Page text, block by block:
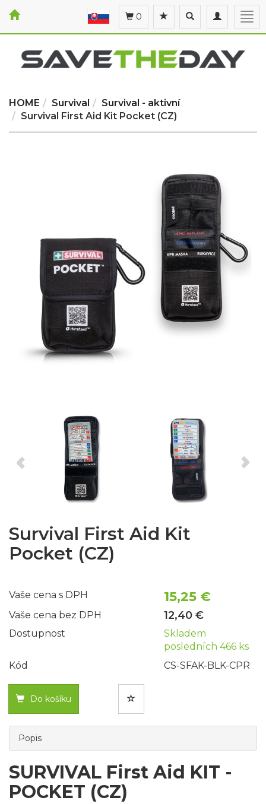
Toggle
navigation
Toggle
search
0
HOME Survival
Survival - aktivní
Survival First Aid Kit Pocket (CZ)
Survival First Aid Kit
Pocket (CZ)
Vaše cena s DPH 15,25 €
Vaše cena bez DPH 12,40 €
Dostupnost
Skladem
posledních 466 ks
Kód
CS-SFAK-BLK-CPR
Do košíku
Popis
SURVIVAL First Aid KIT -
POCKET (CZ)